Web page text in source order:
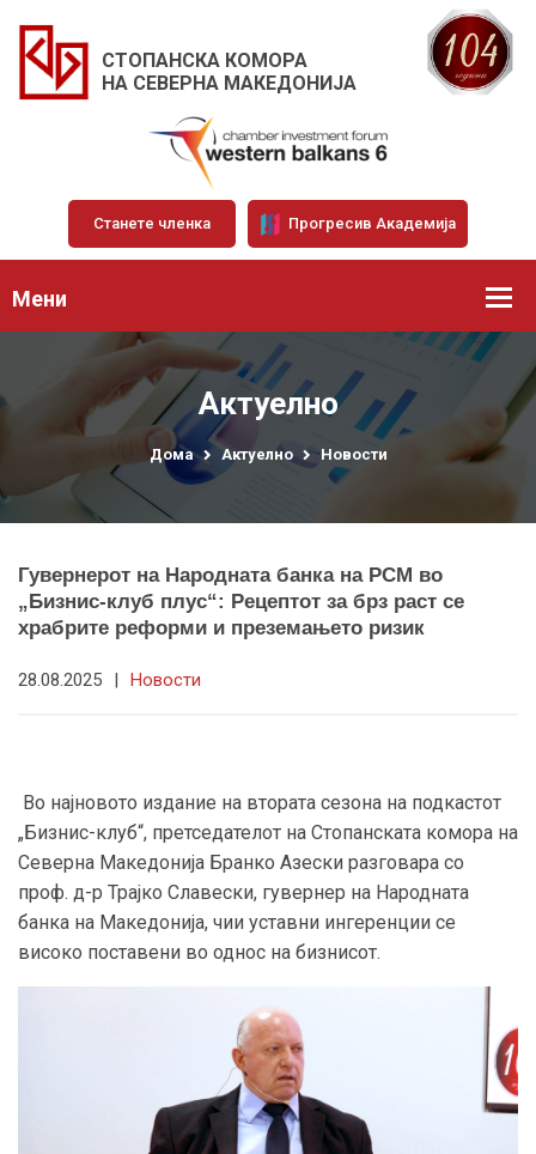
СТОПАНСКА КОМОРА
НА СЕВЕРНА МАКЕДОНИЈА
Станете членка Прогресив Академија
Мени
Актуелно
Дома Актуелно Новости
Гувернерот на Народната банка на РСМ во
„Бизнис-клуб плус“: Рецептот за брз раст се
храбрите реформи и преземањето ризик
28.08.2025 | Новости
Во најновото издание на втората сезона на подкастот
„Бизнис-клуб“, претседателот на Стопанската комора на
Северна Македонија Бранко Азески разговара со
проф. д-р Трајко Славески, гувернер на Народната
банка на Македонија, чии уставни ингеренции се
високо поставени во однос на бизнисот.